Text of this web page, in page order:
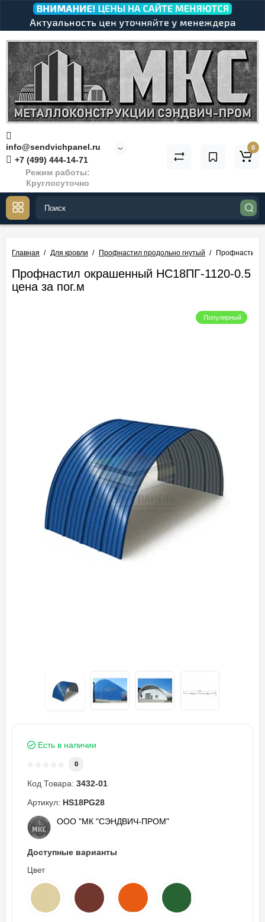
info@sendvichpanel.ru
+7 (499) 444-14-71
Режим работы:
Круглосуточно
0
Главная Для кровли Профнастил продольно гнутый Профнастил
Профнастил окрашенный НС18ПГ-1120-0.5
цена за пог.м
Популярный
Есть в наличии
0
Код Товара: 3432-01
Артикул: HS18PG28
ООО "МК "СЭНДВИЧ-ПРОМ"
Доступные варианты
Цвет